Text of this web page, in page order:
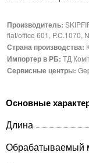
Производитель:
flat/office 601, P.C.1070,
Страна производства:
Импортер в РБ: ТД
Сервисные центры:
Основные
Длина
Обрабатываемый